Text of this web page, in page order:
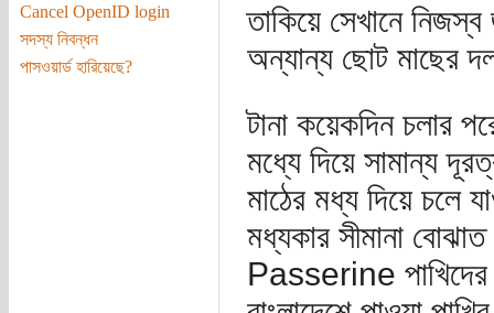
Cancel OpenID login
সদস্য নিবন্ধন
পাসওয়ার্ড হারিয়েছে?
তাকিয়ে সেখানে
অন্যান্য ছোট মাছের
টানা কয়েকদিন চলার
মধ্যে দিয়ে সামান্য
মাঠের মধ্য দিয়ে চলে
মধ্যকার সীমানা
Passerine